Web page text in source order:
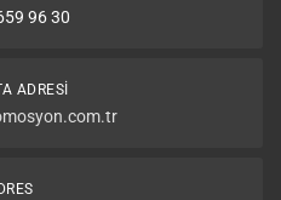
96 30
ADRESI